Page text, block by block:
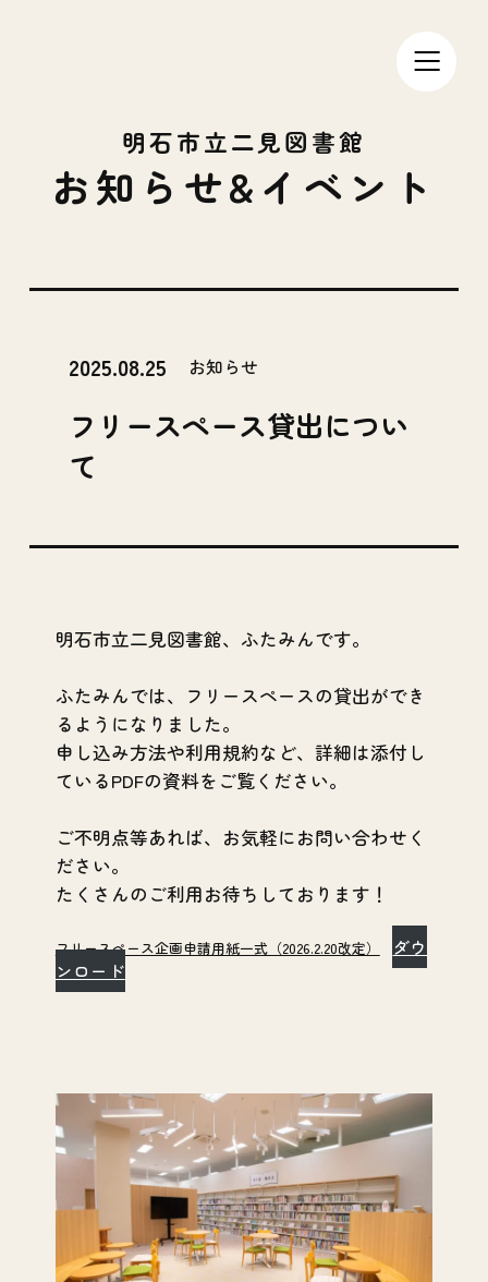
明石市立二見図書館
お知らせ&イベント
2025.08.25 お知らせ
フリースペース貸出につい
て
明石市立二見図書館、ふたみんです。
ふたみんでは、フリースペースの貸出ができ
るようになりました。
申し込み方法や利用規約など、詳細は添付し
ているPDFの資料をご覧ください。
ご不明点等あれば、お気軽にお問い合わせく
ださい。
たくさんのご利用お待ちしております！
フリースペース企画申請用紙一式（2026.2.20改定）
ダウ
ンロード